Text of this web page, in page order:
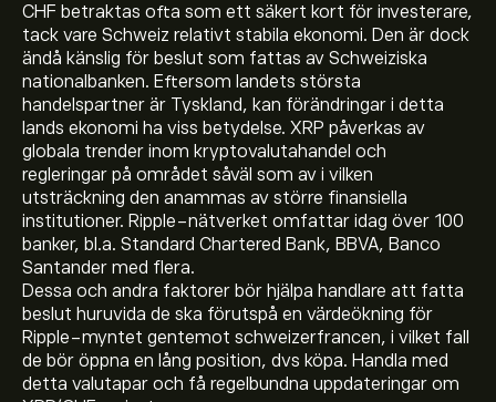
CHF betraktas ofta som ett säkert kort för investerare,
tack vare Schweiz relativt stabila ekonomi. Den är dock
ändå känslig för beslut som fattas av Schweiziska
nationalbanken. Eftersom landets största
handelspartner är Tyskland, kan förändringar i detta
lands ekonomi ha viss betydelse. XRP påverkas av
globala trender inom kryptovalutahandel och
regleringar på området såväl som av i vilken
utsträckning den anammas av större finansiella
institutioner. Ripple-nätverket omfattar idag över 100
banker, bl.a. Standard Chartered Bank, BBVA, Banco
Santander med flera.
Dessa och andra faktorer bör hjälpa handlare att fatta
beslut huruvida de ska förutspå en värdeökning för
Ripple-myntet gentemot schweizerfrancen, i vilket fall
de bör öppna en lång position, dvs köpa. Handla med
detta valutapar och få regelbundna uppdateringar om
Det aktuella priset på XRPCHF är 0.8295‎CHF‎
Börsvärdet för Ripple/ Swiss Franc är (Uppgifterna är
inte tillgängliga just nu)
Ripple/ Swiss Francs toppnotering är 3.0626‎CHF‎